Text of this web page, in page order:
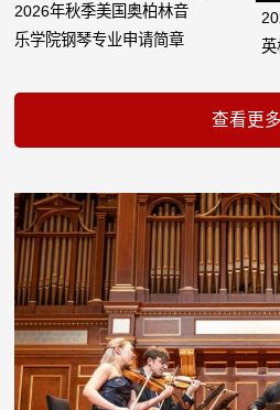
2026年秋季美国奥柏林音
乐学院钢琴专业申请简章
英